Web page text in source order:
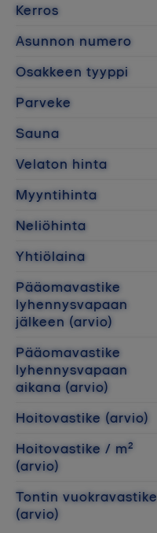
Kerros
Asunnon numero
Osakkeen tyyppi
Parveke
Sauna
Velaton hinta
Myyntihinta
Neliöhinta
Yhtiölaina
Pääomavastike
lyhennysvapaan
jälkeen (arvio)
Pääomavastike
lyhennysvapaan
aikana (arvio)
Hoitovastike (arvio)
Hoitovastike / m²
(arvio)
Tontin vuokravastike
(arvio)